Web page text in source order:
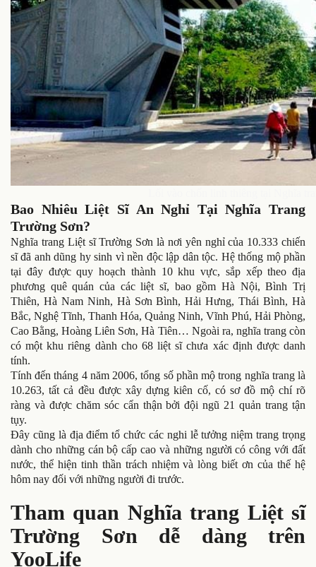
Bao Nhiêu Liệt Sĩ An Nghỉ Tại Nghĩa Trang
Trường Sơn?
Nghĩa trang Liệt sĩ Trường Sơn là nơi yên nghỉ của 10.333 chiến
sĩ đã anh dũng hy sinh vì nền độc lập dân tộc. Hệ thống mộ phần
tại đây được quy hoạch thành 10 khu vực, sắp xếp theo địa
phương quê quán của các liệt sĩ, bao gồm Hà Nội, Bình Trị
Thiên, Hà Nam Ninh, Hà Sơn Bình, Hải Hưng, Thái Bình, Hà
Bắc, Nghệ Tĩnh, Thanh Hóa, Quảng Ninh, Vĩnh Phú, Hải Phòng,
Cao Bằng, Hoàng Liên Sơn, Hà Tiên… Ngoài ra, nghĩa trang còn
có một khu riêng dành cho 68 liệt sĩ chưa xác định được danh
tính.
Tính đến tháng 4 năm 2006, tổng số phần mộ trong nghĩa trang là
10.263, tất cả đều được xây dựng kiên cố, có sơ đồ mộ chí rõ
ràng và được chăm sóc cẩn thận bởi đội ngũ 21 quản trang tận
tụy.
Đây cũng là địa điểm tổ chức các nghi lễ tưởng niệm trang trọng
dành cho những cán bộ cấp cao và những người có công với đất
nước, thể hiện tinh thần trách nhiệm và lòng biết ơn của thế hệ
hôm nay đối với những người đi trước.
Tham quan Nghĩa trang Liệt sĩ
Trường Sơn dễ dàng trên
YooLife